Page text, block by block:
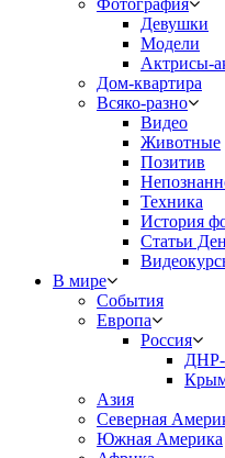
Девушки
Модели
Актрисы-
Дом-квартира
Всяко-разно
Видео
Животные
Позитив
Техника
История
Статьи
В мире
События
Европа
Россия
Азия
Северная
Южная Америка